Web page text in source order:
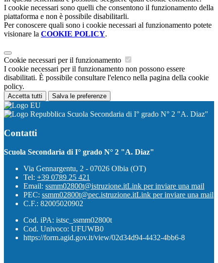
I cookie necessari sono quelli che consentono il funzionamento della
piattaforma e non è possibile disabilitarli.
Per conoscere quali sono i cookie necessari al funzionamento potete
visionare la COOKIE POLICY.
Cookie necessari per il funzionamento
I cookie necessari per il funzionamento non possono essere
disabilitati. È possibile consultare l'elenco nella pagina della cookie
policy.
Accetta tutti Salva le preferenze
Scuola Secondaria di I° grado N° 2 "A. Diaz"
Contatti
Scuola Secondaria di I° grado N° 2 "A. Diaz"
Via Gennargentu, 2 - 07026 Olbia (OT)
Tel: +39 0789 25 421
Email: ssmm02800t@istruzione.itLink per inviare una mail
PEC: ssmm02800t@pec.istruzione.itLink per inviare una mail
C.F.: 82005020902
Cod. iPA: istsc_ssmm02800t
Cod. Univoco: UFUWB0
https://form.agid.gov.it/view/02d34d94-4432-4bb6-8